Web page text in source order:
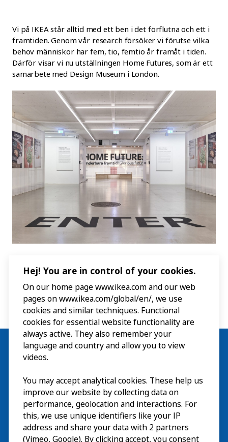
Vi på IKEA står alltid med ett ben i det förflutna och ett i
framtiden. Genom vår research försöker vi förutse vilka
behov människor har fem, tio, femtio år framåt i tiden.
Därför visar vi nu utställningen Home Futures, som är ett
samarbete med Design Museum i London.
Besök
Utforska
På gång
Hej! You are in control of your cookies.
On our home page www.ikea.com and our web
pages on www.ikea.com/global/en/, we use
cookies and similar techniques. Functional
cookies for essential website functionality are
always active. They also remember your
language and country and allow you to view
videos.
You may accept analytical cookies. These help us
improve our website by collecting data on
performance, geolocation and interactions. For
this, we use unique identifiers like your IP
address and share your data with 2 partners
(Vimeo, Google). By clicking accept, you consent